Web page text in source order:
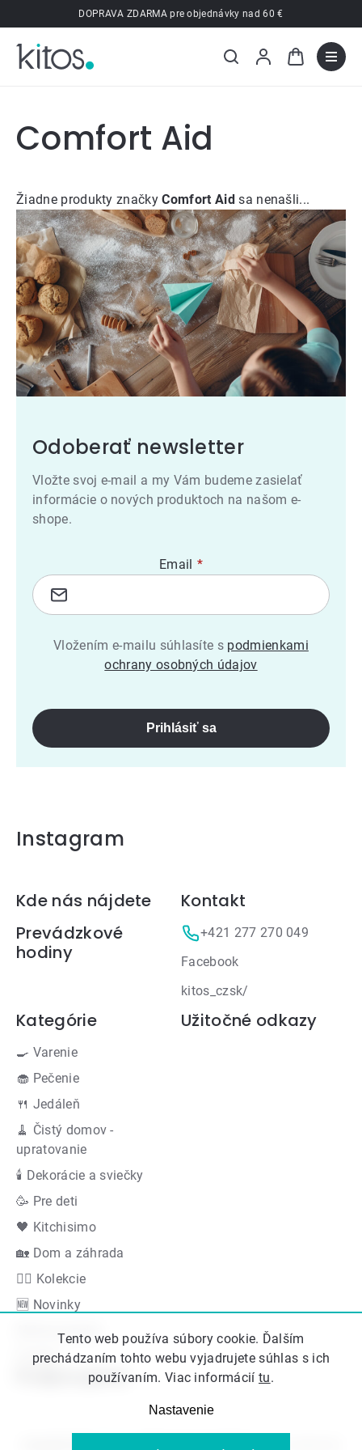
Tento web používa súbory cookie. Ďalším
prechádzaním tohto webu vyjadrujete súhlas s ich
používaním. Viac informácií tu.
Nastavenie
na
obsah
DOPRAVA ZDARMA pre objednávky nad 60 €
Comfort Aid
Žiadne produkty značkyComfort Aidsa nenašli...
Odoberať newsletter
Vložte svoj e-mail a my Vám budeme zasielať
informácie o nových produktoch na našom e-
shope.
Email
Vložením e-mailu súhlasíte s podmienkami
ochrany osobných údajov
Prihlásiť sa
Instagram
Zápätie
Kde nás nájdete
Prevádzkové
hodiny
Kontakt
+421 277 270 049
Facebook
kitos_czsk/
Kategórie
🍳 Varenie
🧁 Pečenie
🍴 Jedáleň
🧹 Čistý domov -
upratovanie
🕯 Dekorácie a sviečky
🥳 Pre deti
🖤 Kitchisimo
🏡 Dom a záhrada
👍🏻 Kolekcie
🆕 Novinky
Akčná ponuka
Značky
Užitočné odkazy
Podporujeme